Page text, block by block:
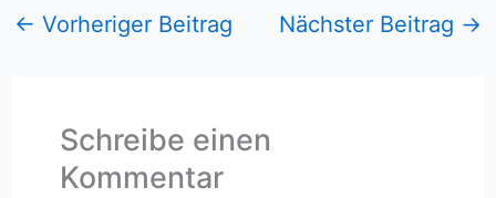
← Vorheriger Beitrag Nächster Beitrag →
Schreibe einen
Kommentar